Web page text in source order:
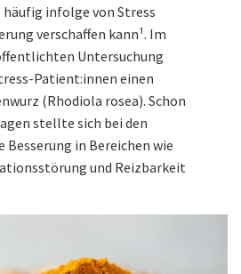
häufig infolge von Stress
verschaffen kann¹. Im
Untersuchung
Patient:innen einen
(Rhodiola rosea). Schon
stellte sich bei den
in Bereichen wie
und Reizbarkeit